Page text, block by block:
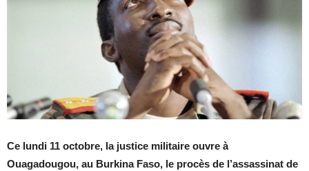
Ce lundi 11 octobre, la justice militaire ouvre à
Ouagadougou, au Burkina Faso, le procès de l’assassinat de